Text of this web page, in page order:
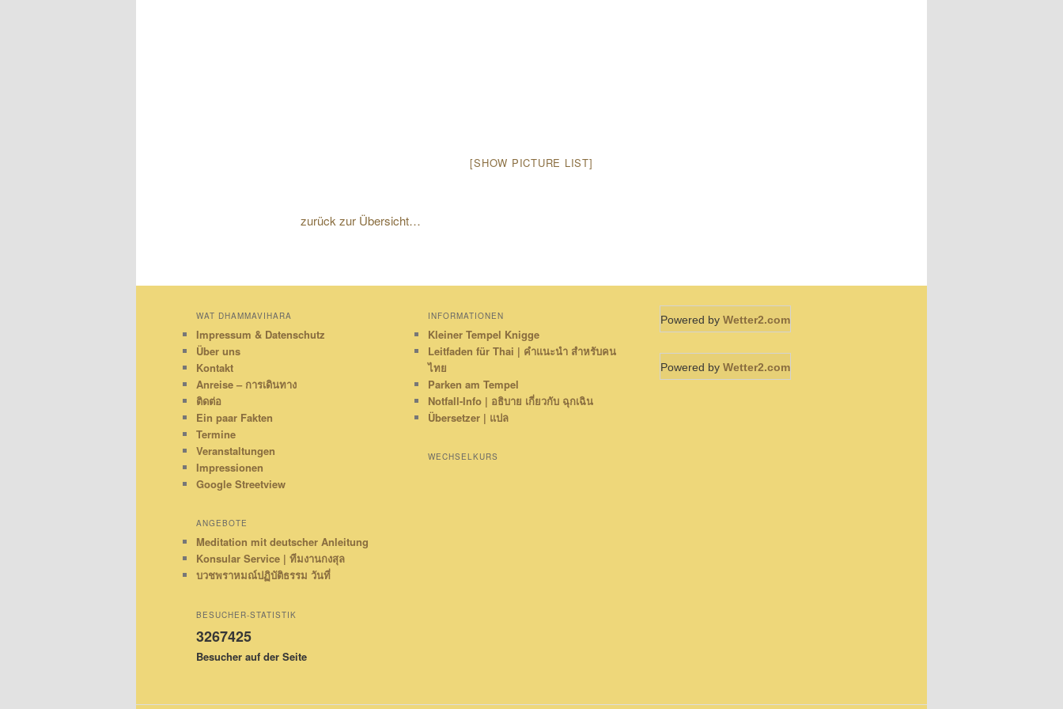
[SHOW PICTURE LIST]
zurück zur Übersicht…
WAT DHAMMAVIHARA
Impressum & Datenschutz
Über uns
Kontakt
Anreise – การเดินทาง
ติดต่อ
Ein paar Fakten
Termine
Veranstaltungen
Impressionen
Google Streetview
ANGEBOTE
Meditation mit deutscher Anleitung
Konsular Service | ทีมงานกงสุล
บวชพราหมณ์ปฏิบัติธรรม วันที่
BESUCHER-STATISTIK
3267425
Besucher auf der Seite
INFORMATIONEN
Kleiner Tempel Knigge
Leitfaden für Thai | คำแนะนำ สำหรับคน
ไทย
Parken am Tempel
Notfall-Info | อธิบาย เกี่ยวกับ ฉุกเฉิน
Übersetzer | แปล
WECHSELKURS
Powered by Wetter2.com
Powered by Wetter2.com